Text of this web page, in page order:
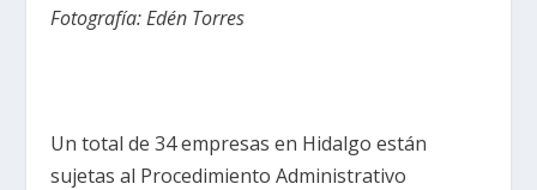
Fotografía: Edén Torres
Un total de 34 empresas en Hidalgo están
sujetas al Procedimiento Administrativo